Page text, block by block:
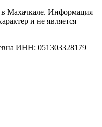
Махачкале. Информация
и не является
ИНН: 051303328179